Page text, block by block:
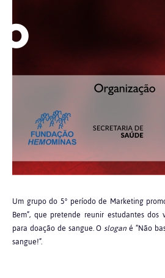
Um grupo do 5° período de Marketing
Bem”, que pretende reunir estudantes dos
para doação de sangue. Oslogané “Não
sangue!”.